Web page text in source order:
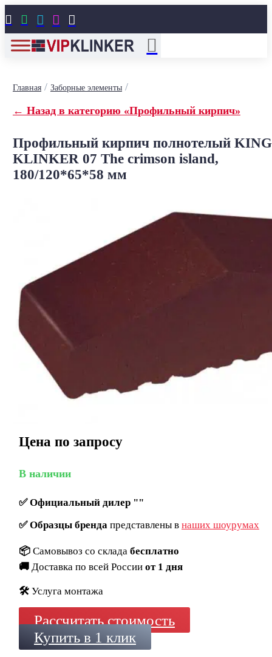
    
Главная/ Заборные элементы/
← Назад в категорию «Профильный кирпич»
Профильный кирпич полнотелый KING
KLINKER 07 The crimson island,
180/120*65*58 мм
Цена по запросу
В наличии
✅Официальный дилер ""
✅Образцы брендапредставлены в наших шоурумах
📦 Самовывоз со склада бесплатно
🚚 Доставка по всей России от 1 дня
🛠️ Услуга монтажа
Рассчитать стоимость
Купить в 1 клик